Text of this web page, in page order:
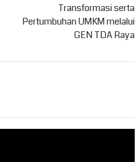
Transformasi serta
Pertumbuhan UMKM melalui
GEN TDA Raya